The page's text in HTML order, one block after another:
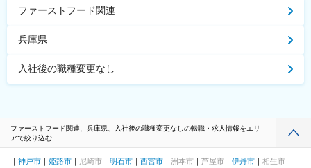
ファーストフード関連
兵庫県
入社後の職種変更なし
ファーストフード関連、兵庫県、入社後の職種変更なしの転職・求人情報をエリ
アで絞り込む
神戸市 姫路市 尼崎市 明石市 西宮市 洲本市 芦屋市 伊丹市
相生市